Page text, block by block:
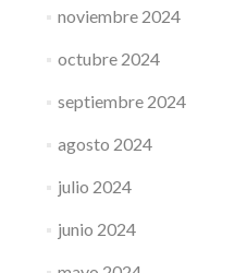
noviembre 2024
octubre 2024
septiembre 2024
agosto 2024
julio 2024
junio 2024